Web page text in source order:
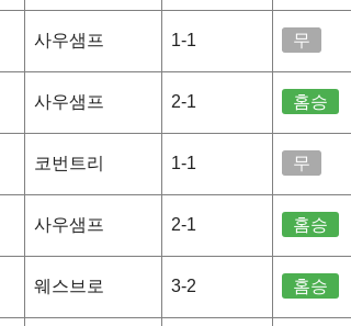
사우샘프 1-1 무
사우샘프 2-1 홈승
코번트리 1-1 무
사우샘프 2-1 홈승
웨스브로 3-2 홈승